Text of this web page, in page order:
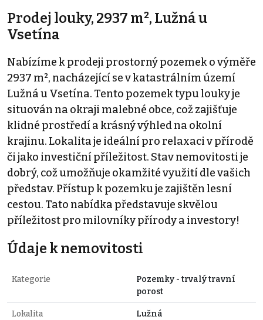
Prodej louky, 2937 m², Lužná u
Vsetína
Nabízíme k prodeji prostorný pozemek o výměře
2937 m², nacházející se v katastrálním území
Lužná u Vsetína. Tento pozemek typu louky je
situován na okraji malebné obce, což zajišťuje
klidné prostředí a krásný výhled na okolní
krajinu. Lokalita je ideální pro relaxaci v přírodě
či jako investiční příležitost. Stav nemovitosti je
dobrý, což umožňuje okamžité využití dle vašich
představ. Přístup k pozemku je zajištěn lesní
cestou. Tato nabídka představuje skvělou
příležitost pro milovníky přírody a investory!
Údaje k nemovitosti
Kategorie
Pozemky - trvalý travní
porost
Lokalita Lužná